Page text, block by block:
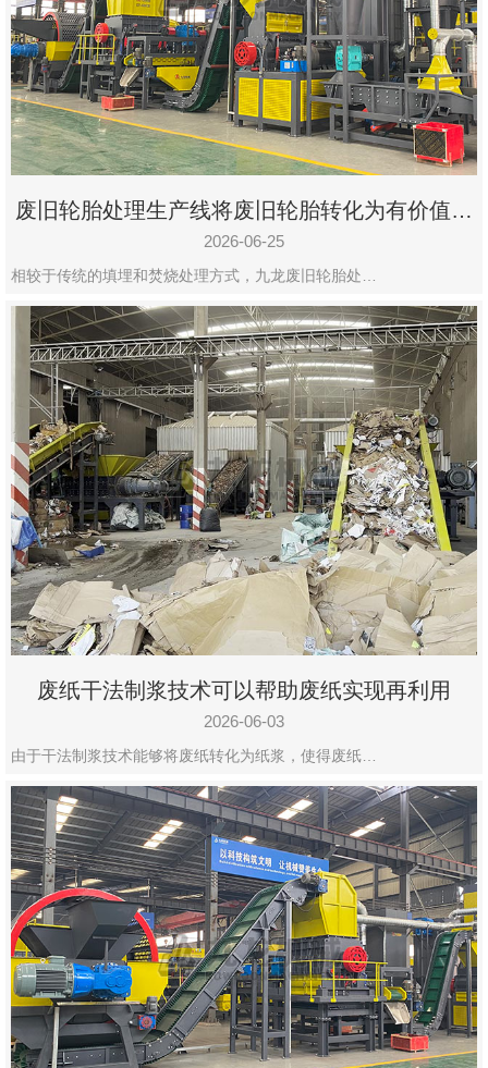
废旧轮胎处理生产线将废旧轮胎转化为有价值的
资源
2026-06-25
相较于传统的填埋和焚烧处理方式，九龙废旧轮胎处…
废纸干法制浆技术可以帮助废纸实现再利用
2026-06-03
由于干法制浆技术能够将废纸转化为纸浆，使得废纸…